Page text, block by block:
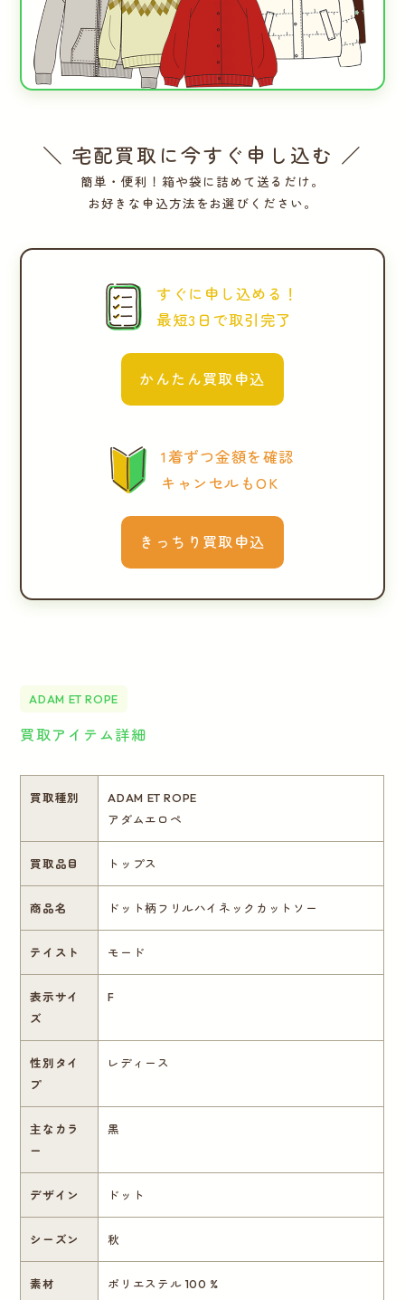
＼ 宅配買取に今すぐ申し込む ／
簡単・便利！箱や袋に詰めて送るだけ。
お好きな申込方法をお選びください。
すぐに申し込める！
最短3日で取引完了
かんたん買取申込
1着ずつ金額を確認
キャンセルもOK
きっちり買取申込
ADAM ET ROPE
買取アイテム詳細
買取種別
ADAM ET ROPE
アダムエロペ
買取品目 トップス
商品名 ドット柄フリルハイネックカットソー
テイスト モード
表示サイ
ズ
F
性別タイ
プ
レディース
主なカラ
ー
黒
デザイン ドット
シーズン 秋
素材 ポリエステル 100 %